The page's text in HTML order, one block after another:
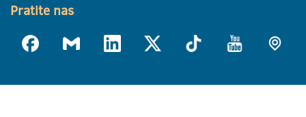
Pratite nas